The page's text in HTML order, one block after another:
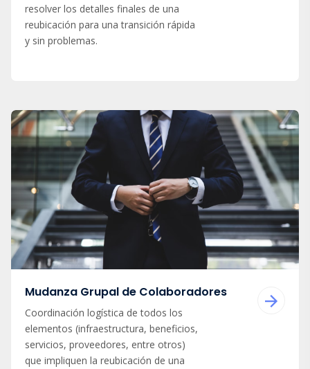
resolver los detalles finales de una
reubicación para una transición rápida
y sin problemas.
Mudanza Grupal de Colaboradores
Coordinación logística de todos los
elementos (infraestructura, beneficios,
servicios, proveedores, entre otros)
que impliquen la reubicación de una